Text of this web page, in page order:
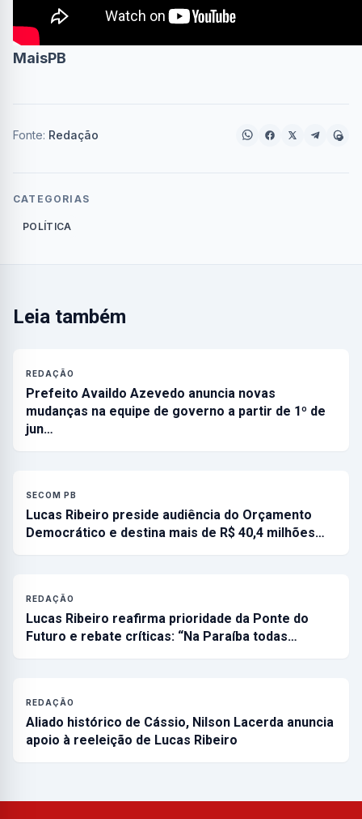
MaisPB
Fonte: Redação
CATEGORIAS
POLÍTICA
Leia também
REDAÇÃO
Prefeito Availdo Azevedo anuncia novas
mudanças na equipe de governo a partir de 1º de
jun…
SECOM PB
Lucas Ribeiro preside audiência do Orçamento
Democrático e destina mais de R$ 40,4 milhões…
REDAÇÃO
Lucas Ribeiro reafirma prioridade da Ponte do
Futuro e rebate críticas: “Na Paraíba todas…
REDAÇÃO
Aliado histórico de Cássio, Nilson Lacerda anuncia
apoio à reeleição de Lucas Ribeiro